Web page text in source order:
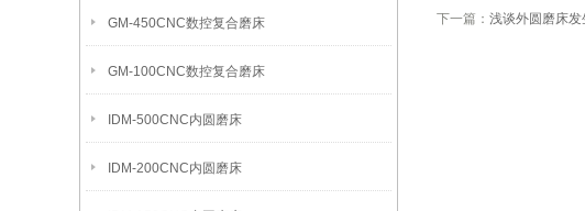
GM-450CNC数控复合磨床
GM-100CNC数控复合磨床
IDM-500CNC内圆磨床
IDM-200CNC内圆磨床
下一篇： 浅谈外圆磨床